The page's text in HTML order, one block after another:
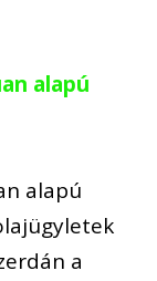
alapú
alapú
a